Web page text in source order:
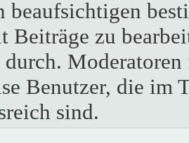
beaufsichtigen
Beiträge zu
Benutzer, die im
sind.